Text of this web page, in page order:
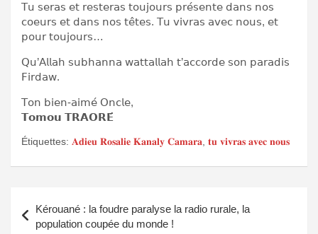
𝖳𝗎 𝗌𝖾𝗋𝖺𝗌 𝖾𝗍 𝗋𝖾𝗌𝗍𝖾𝗋𝖺𝗌 𝗍𝗈𝗎𝗃𝗈𝗎𝗋𝗌 𝗉𝗋𝖾́𝗌𝖾𝗇𝗍𝖾 𝖽𝖺𝗇𝗌 𝗇𝗈𝗌
𝖼𝗈𝖾𝗎𝗋𝗌 𝖾𝗍 𝖽𝖺𝗇𝗌 𝗇𝗈𝗌 𝗍𝖾̂𝗍𝖾𝗌. 𝖳𝗎 𝗏𝗂𝗏𝗋𝖺𝗌 𝖺𝗏𝖾𝖼 𝗇𝗈𝗎𝗌, 𝖾𝗍
𝗉𝗈𝗎𝗋 𝗍𝗈𝗎𝗃𝗈𝗎𝗋𝗌…
𝖰𝗎’𝖠𝗅𝗅𝖺𝗁 𝗌𝗎𝖻𝗁𝖺𝗇𝗇𝖺 𝗐𝖺𝗍𝗍𝖺𝗅𝗅𝖺𝗁 𝗍’𝖺𝖼𝖼𝗈𝗋𝖽𝖾 𝗌𝗈𝗇 𝗉𝖺𝗋𝖺𝖽𝗂𝗌
𝖥𝗂𝗋𝖽𝖺𝗐.
𝖳𝗈𝗇 𝖻𝗂𝖾𝗇-𝖺𝗂𝗆𝖾́ 𝖮𝗇𝖼𝗅𝖾,
𝗧𝗼𝗺𝗼𝘂 𝗧𝗥𝗔𝗢𝗥𝗘́
Étiquettes: 𝐀𝐝𝐢𝐞𝐮 𝐑𝐨𝐬𝐚𝐥𝐢𝐞 𝐊𝐚𝐧𝐚𝐥𝐲 𝐂𝐚𝐦𝐚𝐫𝐚 𝐭𝐮 𝐯𝐢𝐯𝐫𝐚𝐬 𝐚𝐯𝐞𝐜 𝐧𝐨𝐮𝐬
de
Kérouané : la foudre paralyse la radio rurale, la
population coupée du monde !